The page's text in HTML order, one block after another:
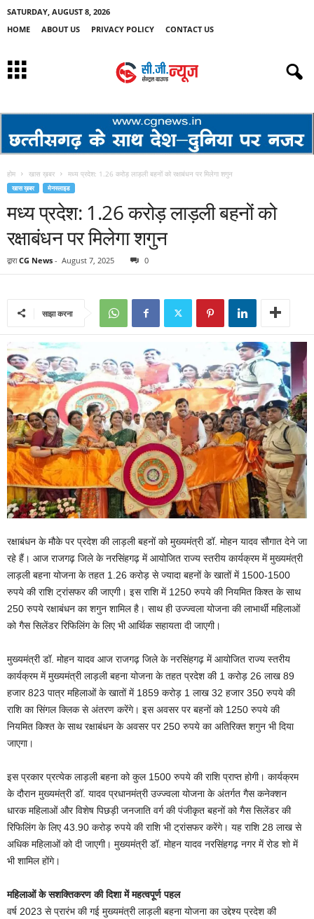
SATURDAY, AUGUST 8, 2026
HOME
ABOUT US PRIVACY POLICY CONTACT US
होम खास ख़बर मध्य प्रदेश: 1.26 करोड़ लाड़ली बहनों को रक्षाबंधन पर मिलेगा शगुन
खास ख़बर मेनस्लाइड
मध्य प्रदेश: 1.26 करोड़ लाड़ली बहनों को
रक्षाबंधन पर मिलेगा शगुन
द्वारा CG News - August 7, 2025 0
साझा करना
रक्षाबंधन के मौके पर प्रदेश की लाड़ली बहनों को मुख्यमंत्री डॉ. मोहन यादव सौगात देने जा
रहे हैं। आज राजगढ़ जिले के नरसिंहगढ़ में आयोजित राज्य स्तरीय कार्यक्रम में मुख्यमंत्री
लाड़ली बहना योजना के तहत 1.26 करोड़ से ज्यादा बहनों के खातों में 1500-1500
रुपये की राशि ट्रांसफर की जाएगी। इस राशि में 1250 रुपये की नियमित किश्त के साथ
250 रुपये रक्षाबंधन का शगुन शामिल है। साथ ही उज्ज्वला योजना की लाभार्थी महिलाओं
को गैस सिलेंडर रिफिलिंग के लिए भी आर्थिक सहायता दी जाएगी।
मुख्यमंत्री डॉ. मोहन यादव आज राजगढ़ जिले के नरसिंहगढ़ में आयोजित राज्य स्तरीय
कार्यक्रम में मुख्यमंत्री लाड़ली बहना योजना के तहत प्रदेश की 1 करोड़ 26 लाख 89
हजार 823 पात्र महिलाओं के खातों में 1859 करोड़ 1 लाख 32 हजार 350 रुपये की
राशि का सिंगल क्लिक से अंतरण करेंगे। इस अवसर पर बहनों को 1250 रुपये की
नियमित किश्त के साथ रक्षाबंधन के अवसर पर 250 रुपये का अतिरिक्त शगुन भी दिया
जाएगा।
इस प्रकार प्रत्येक लाड़ली बहना को कुल 1500 रुपये की राशि प्राप्त होगी। कार्यक्रम
के दौरान मुख्यमंत्री डॉ. यादव प्रधानमंत्री उज्ज्वला योजना के अंतर्गत गैस कनेक्शन
धारक महिलाओं और विशेष पिछड़ी जनजाति वर्ग की पंजीकृत बहनों को गैस सिलेंडर की
रिफिलिंग के लिए 43.90 करोड़ रुपये की राशि भी ट्रांसफर करेंगे। यह राशि 28 लाख से
अधिक महिलाओं को दी जाएगी। मुख्यमंत्री डॉ. मोहन यादव नरसिंहगढ़ नगर में रोड शो में
भी शामिल होंगे।
महिलाओं के सशक्तिकरण की दिशा में महत्वपूर्ण पहल
वर्ष 2023 से प्रारंभ की गई मुख्यमंत्री लाड़ली बहना योजना का उद्देश्य प्रदेश की